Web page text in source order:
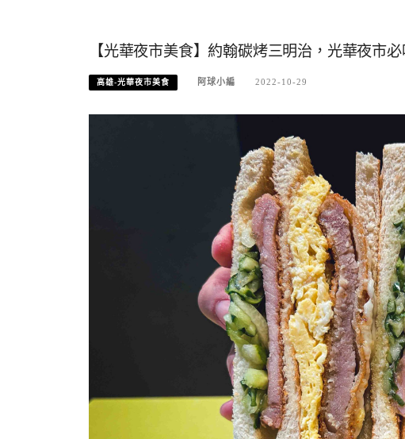
【光華夜市美食】約翰碳烤三明治，光華夜市
高雄-光華夜市美食 阿球小編 2022-10-29